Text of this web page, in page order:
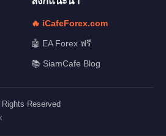
🔥 iCafeForex.com
🤖 EA Forex ฟรี
📚 SiamCafe Blog
Reserved